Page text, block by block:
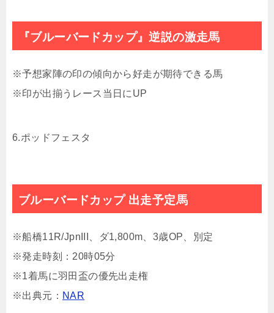
『ブルーバードカップ』逆説の激走馬
※予想家陣の印の傾向から好走が期待できる馬
※印が出揃うレース当日にUP
6.ポッドフェスタ
ブルーバードカップ 出走予定馬
※船橋11R/JpnIII、ダ1,800m、3歳OP、別定
※発走時刻：20時05分
※1着馬に羽田盃の優先出走権
※出典元： NAR